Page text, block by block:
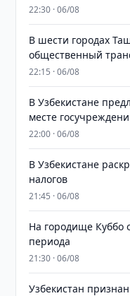
22:30 · 06/08
В шести городах
общественный
22:15 · 06/08
В Узбекистане
месте
22:00 · 06/08
В Узбекистане
налогов
21:45 · 06/08
На городище Куббо
периода
21:30 · 06/08
Узбекистан